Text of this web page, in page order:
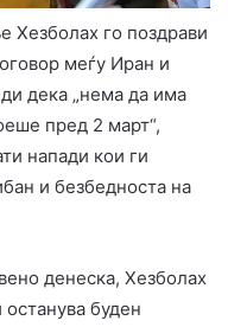
Хезболах го поздрави
меѓу Иран и
дека „нема да има
пред 2 март“,
напади кои ги
и безбедноста на
денеска, Хезболах
буден